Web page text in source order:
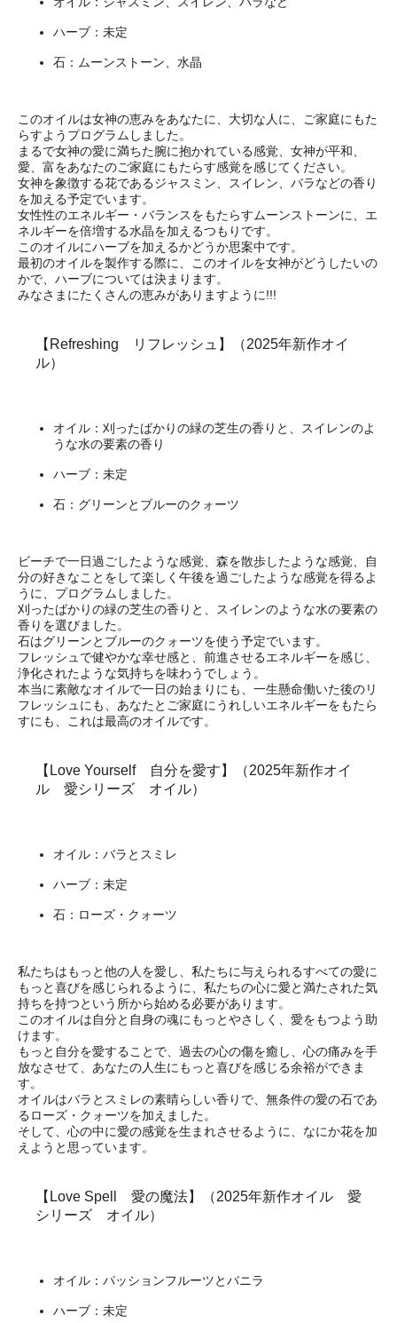
ハーブ：未定
石：ムーンストーン、水晶
このオイルは女神の恵みをあなたに、大切な人に、ご家庭にもた
らすようプログラムしました。
まるで女神の愛に満ちた腕に抱かれている感覚、女神が平和、
愛、富をあなたのご家庭にもたらす感覚を感じてください。
女神を象徴する花であるジャスミン、スイレン、バラなどの香り
を加える予定でいます。
女性性のエネルギー・バランスをもたらすムーンストーンに、エ
ネルギーを倍増する水晶を加えるつもりです。
このオイルにハーブを加えるかどうか思案中です。
最初のオイルを製作する際に、このオイルを女神がどうしたいの
かで、ハーブについては決まります。
みなさまにたくさんの恵みがありますように!!!
【Refreshing リフレッシュ】（2025年新作オイ
ル）
オイル：刈ったばかりの緑の芝生の香りと、スイレンのよ
うな水の要素の香り
ハーブ：未定
石：グリーンとブルーのクォーツ
ビーチで一日過ごしたような感覚、森を散歩したような感覚、自
分の好きなことをして楽しく午後を過ごしたような感覚を得るよ
うに、プログラムしました。
刈ったばかりの緑の芝生の香りと、スイレンのような水の要素の
香りを選びました。
石はグリーンとブルーのクォーツを使う予定でいます。
フレッシュで健やかな幸せ感と、前進させるエネルギーを感じ、
浄化されたような気持ちを味わうでしょう。
本当に素敵なオイルで一日の始まりにも、一生懸命働いた後のリ
フレッシュにも、あなたとご家庭にうれしいエネルギーをもたら
すにも、これは最高のオイルです。
【Love Yourself 自分を愛す】（2025年新作オイ
ル 愛シリーズ オイル）
オイル：バラとスミレ
ハーブ：未定
石：ローズ・クォーツ
私たちはもっと他の人を愛し、私たちに与えられるすべての愛に
もっと喜びを感じられるように、私たちの心に愛と満たされた気
持ちを持つという所から始める必要があります。
このオイルは自分と自身の魂にもっとやさしく、愛をもつよう助
けます。
もっと自分を愛することで、過去の心の傷を癒し、心の痛みを手
放なさせて、あなたの人生にもっと喜びを感じる余裕ができま
す。
オイルはバラとスミレの素晴らしい香りで、無条件の愛の石であ
るローズ・クォーツを加えました。
そして、心の中に愛の感覚を生まれさせるように、なにか花を加
えようと思っています。
【Love Spell 愛の魔法】（2025年新作オイル 愛
シリーズ オイル）
オイル：パッションフルーツとバニラ
ハーブ：未定